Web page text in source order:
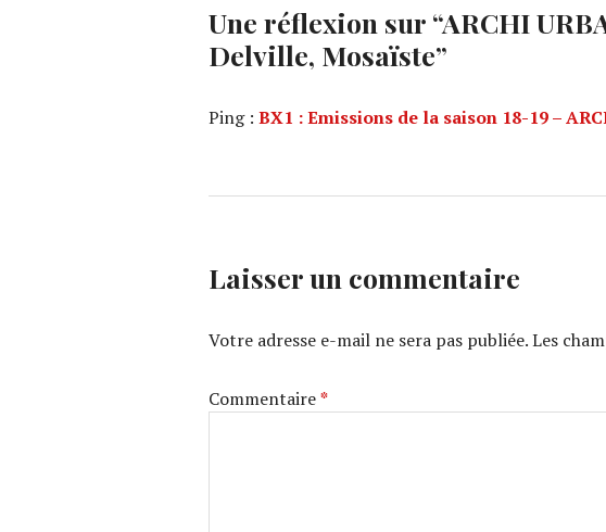
Une réflexion sur “ARCHI
Delville, Mosaïste”
Ping : BX1 : Emissions de la saison 18-19 –
Laisser un commentaire
Votre adresse e-mail ne sera pas publiée.Les
Commentaire*